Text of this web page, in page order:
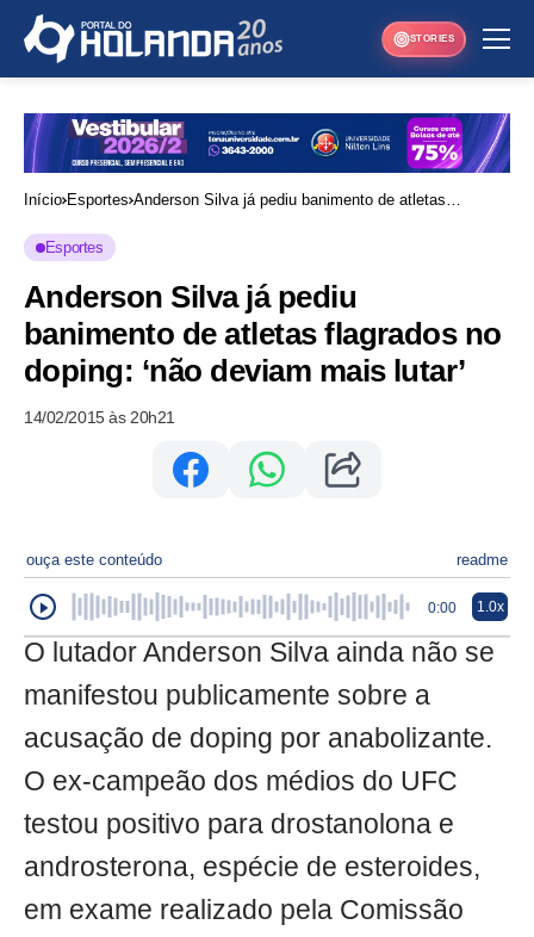
STORIES
Início Esportes Anderson Silva já pediu banimento de atletas
Esportes
Anderson Silva já pediu
banimento de atletas flagrados no
doping: ‘não deviam mais lutar’
14/02/2015 às 20h21
ouça este conteúdo readme
0:00 1.0x
O lutador Anderson Silva ainda não se
manifestou publicamente sobre a
acusação de doping por anabolizante.
O ex-campeão dos médios do UFC
testou positivo para drostanolona e
androsterona, espécie de esteroides,
em exame realizado pela Comissão